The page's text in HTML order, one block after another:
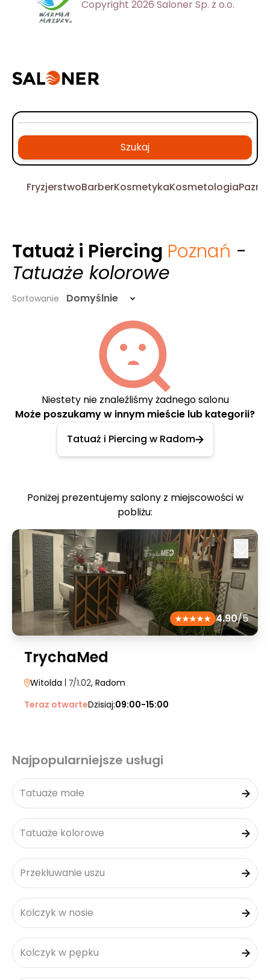
Copyright 2026 Saloner Sp. z o.o.
Szukaj
FryzjerstwoBarberKosmetykaKosmetologia
Tatuaż i Piercing Poznań -
Tatuaże kolorowe
Sortowanie Domyślnie
Niestety nie znaleźliśmy żadnego salonu
Może poszukamy w innym mieście lub kategorii?
Tatuaż i Piercing w Radom
Poniżej prezentujemy salony z miejscowości w
pobliżu:
4.90/5
TrychaMed
Witolda | 7/1.02, Radom
Teraz otwarteDzisiaj:09:00-15:00
Najpopularniejsze usługi
Tatuaże małe
Tatuaże kolorowe
Przekłuwanie uszu
Kolczyk w nosie
Kolczyk w pępku